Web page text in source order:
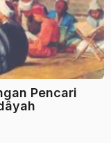
Pencari